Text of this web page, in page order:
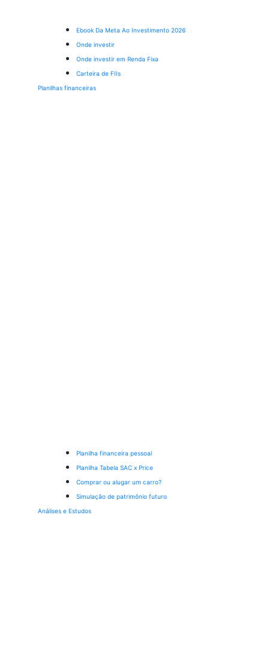
Ebook Da Meta Ao Investimento 2026
Onde investir
Onde investir em Renda Fixa
Carteira de FIIs
Planilhas financeiras
Planilha financeira pessoal
Planilha Tabela SAC x Price
Comprar ou alugar um carro?
Simulação de patrimônio futuro
Análises e Estudos